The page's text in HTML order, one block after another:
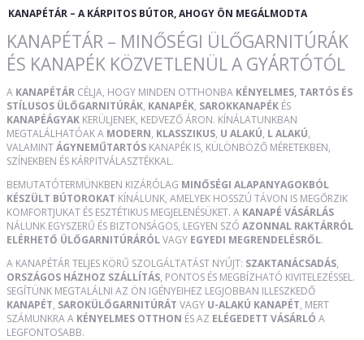
KANAPÉTÁR – A KÁRPITOS BÚTOR, AHOGY ÖN MEGÁLMODTA
KANAPÉTÁR – MINŐSÉGI ÜLŐGARNITÚRÁK
ÉS KANAPÉK KÖZVETLENÜL A GYÁRTÓTÓL
A KANAPÉTÁR CÉLJA, HOGY MINDEN OTTHONBA KÉNYELMES, TARTÓS ÉS
STÍLUSOS ÜLŐGARNITÚRÁK, KANAPÉK, SAROKKANAPÉK ÉS
KANAPÉÁGYAK KERÜLJENEK, KEDVEZŐ ÁRON. KÍNÁLATUNKBAN
MEGTALÁLHATÓAK A MODERN, KLASSZIKUS, U ALAKÚ, L ALAKÚ,
VALAMINTÁGYNEMŰTARTÓS KANAPÉK IS, KÜLÖNBÖZŐ MÉRETEKBEN,
SZÍNEKBEN ÉS KÁRPITVÁLASZTÉKKAL.
BEMUTATÓTERMÜNKBEN KIZÁRÓLAG MINŐSÉGI ALAPANYAGOKBÓL
KÉSZÜLT BÚTOROKAT KÍNÁLUNK, AMELYEK HOSSZÚ TÁVON IS MEGŐRZIK
KOMFORTJUKAT ÉS ESZTÉTIKUS MEGJELENÉSÜKET. A KANAPÉ VÁSÁRLÁS
NÁLUNK EGYSZERŰ ÉS BIZTONSÁGOS, LEGYEN SZÓ AZONNAL RAKTÁRRÓL
ELÉRHETŐ ÜLŐGARNITÚRÁRÓLVAGY EGYEDI MEGRENDELÉSRŐL.
A KANAPÉTÁR TELJES KÖRŰ SZOLGÁLTATÁST NYÚJT: SZAKTANÁCSADÁS,
ORSZÁGOS HÁZHOZ SZÁLLÍTÁS, PONTOS ÉS MEGBÍZHATÓ KIVITELEZÉSSEL.
SEGÍTÜNK MEGTALÁLNI AZ ÖN IGÉNYEIHEZ LEGJOBBAN ILLESZKEDŐ
KANAPÉT, SAROKÜLŐGARNITÚRÁT VAGY U-ALAKÚ KANAPÉT, MERT
SZÁMUNKRA A KÉNYELMES OTTHON ÉS AZ ELÉGEDETT VÁSÁRLÓ A
LEGFONTOSABB.